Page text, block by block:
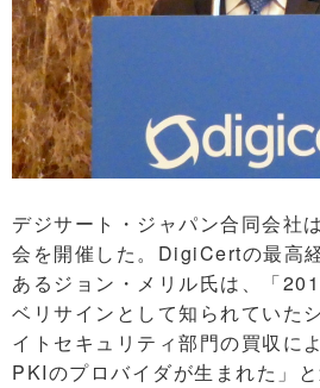
デジサート・ジャパン合同会社
会を開催した。DigiCertの最高
あるジョン・メリル氏は、「
ベリサインとして知られていた
イトセキュリティ部門の買収に
PKIのプロバイダが生まれた」と